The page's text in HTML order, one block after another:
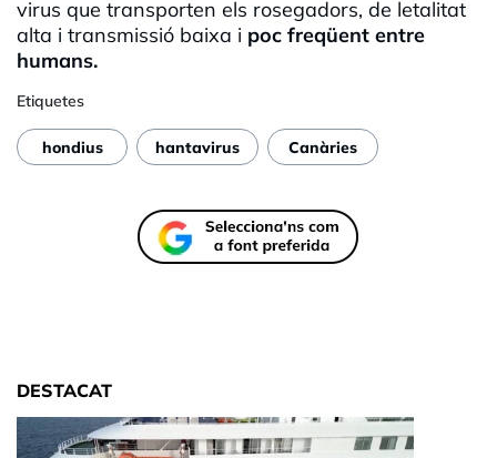
virus que transporten els rosegadors, de letalitat
alta i transmissió baixa i poc freqüent entre
humans.
Etiquetes
hondius hantavirus Canàries
DESTACAT